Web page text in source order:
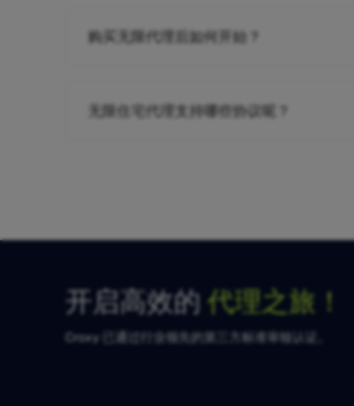
购买无限代理后如何开始？
无限住宅代理支持哪些协议呢？
开启高效的 代理之旅！
Croxy 已通过行业领先的第三方标准审核认证。